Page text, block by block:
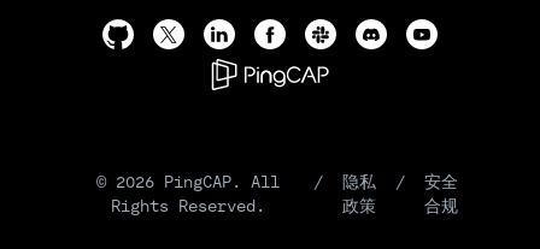
© 2026 PingCAP. All
Rights Reserved.
/
隐私
政策
/
安全
合规